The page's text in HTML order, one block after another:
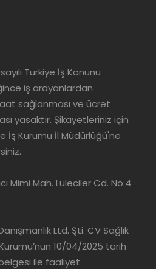
Türkiye İş Kanunu
iş arayanlardan
sağlanması ve ücret
yasaktır. Şikayetleriniz için
İş Kurumu İl Müdürlüğü'ne
Mimi Mah. Lüleciler Cd. No:4
Ltd. Şti. CV Sağlık
10/04/2025 tarih
ile faaliyet